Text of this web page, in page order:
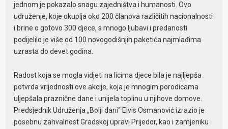
jednom je pokazalo snagu zajedništva i humanosti. Ovo
udruženje, koje okuplja oko 200 članova različitih nacionalnosti
i brine o gotovo 300 djece, s mnogo ljubavi i predanosti
podijelilo je više od 100 novogodišnjih paketića najmlađima
uzrasta do devet godina.
Radost koja se mogla vidjeti na licima djece bila je najljepša
potvrda vrijednosti ove akcije, koja je mnogim porodicama
uljepšala praznične dane i unijela toplinu u njihove domove.
Predsjednik Udruženja „Bolji dani“ Elvis Osmanović izrazio je
posebnu zahvalnost Gradskoj upravi Prijedor, kao i zamjeniku